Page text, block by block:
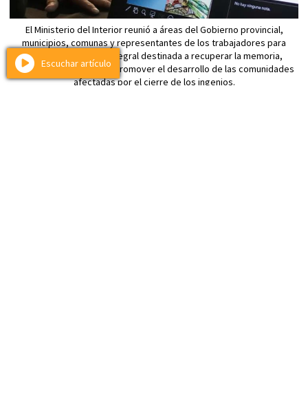
El Ministerio del Interior reunió a áreas del Gobierno provincial,
municipios, comunas y representantes de los trabajadores para
diseñar una política integral destinada a recuperar la memoria,
preservar la identidad y promover el desarrollo de las comunidades
afectadas por el cierre de los ingenios.
Escuchar artículo